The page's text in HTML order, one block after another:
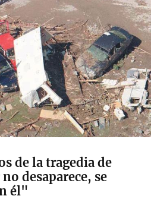
de la tragedia de
desaparece, se
él"